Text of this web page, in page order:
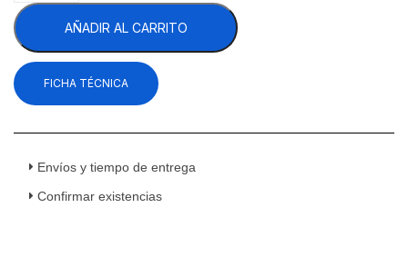
Hobart
CLBM-
49R-
FS
Refrigerador
Vertical
Sólidas
Inoxidable
AÑADIR AL CARRITO
FICHA TÉCNICA
Envíos y tiempo de entrega
Confirmar existencias